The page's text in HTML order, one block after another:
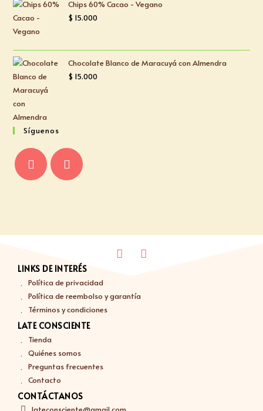
Chips 60% Cacao - Vegano
$ 15.000
Chocolate Blanco de Maracuyá con Almendra
$ 15.000
Síguenos
LINKS DE INTERÉS
Política de privacidad
Política de reembolso y garantía
Términos y condiciones
LATE CONSCIENTE
Tienda
Quiénes somos
Preguntas frecuentes
Contacto
CONTÁCTANOS